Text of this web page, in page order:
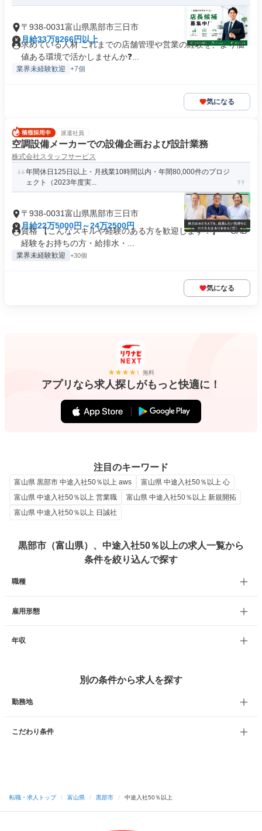
〒938-0031富山県黒部市三日市
月給33万8266円以上
求めている人材 これまでの店舗管理や営業の経験を、より価
値ある環境で活かしませんか❓️...
業界未経験歓迎 +7個
気になる
派遣社員
空調設備メーカーでの設備企画および設計業務
株式会社スタッフサービス
年間休日125日以上・月残業10時間以内・年間80,000件のプロジ
ェクト（2023年度実...
〒938-0031富山県黒部市三日市
月給22万5000円～24万2500円
資格 【こんなスキルや経験のある方を歓迎します！】 ・CAD
経験をお持ちの方・給排水・...
業界未経験歓迎 +30個
気になる
無料
アプリなら求人探しがもっと快適に！
注目のキーワード
富山県 黒部市 中途入社50％以上 aws
富山県 中途入社50％以上 心
富山県 中途入社50％以上 営業職
富山県 中途入社50％以上 新規開拓
富山県 中途入社50％以上 日誠社
黒部市（富山県）、中途入社50％以上の求人一覧から
条件を絞り込んで探す
職種
雇用形態
年収
別の条件から求人を探す
勤務地
こだわり条件
転職・求人トップ / 富山県 / 黒部市 / 中途入社50％以上